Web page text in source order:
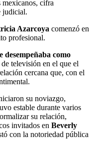
mexicanos, cifra
judicial.
Azarcoya comenzó en
profesional.
desempeñaba como
televisión en el que el
cercana que, con el
su noviazgo,
estable durante varios
su relación,
invitados en Beverly
con la notoriedad pública